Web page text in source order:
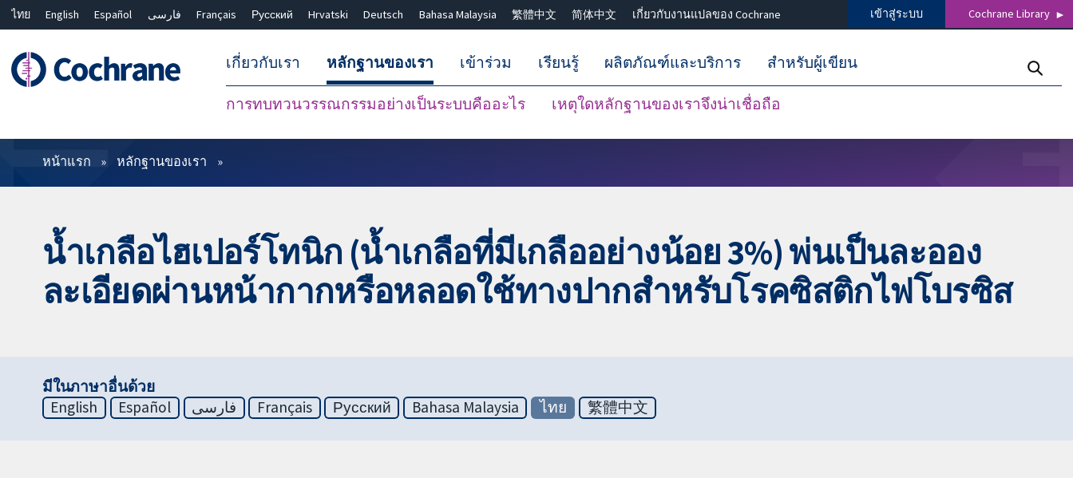
ไทย English Español فارسی Français Русский Hrvatski Deutsch Bahasa Malaysia 繁體中文 简体中文 เกี่ยวกับงานแปลของ Cochrane เข้าสู่ระบบ Cochrane Library
เกี่ยวกับเรา หลักฐานของเรา
การทบทวนวรรณกรรมอย่างเป็นระบบคืออะไร เหตุใดหลักฐานของเราจึงน่าเชื่อถือ
เข้าร่วม เรียนรู้ ผลิตภัณฑ์และบริการ สำหรับผู้เขียน
ตัวกรอง
หน้าแรก หลักฐานของเรา
น้ำเกลือไฮเปอร์โทนิก (น้ำเกลือที่มีเกลืออย่างน้อย 3%) พ่นเป็นละออง
ละเอียดผ่านหน้ากากหรือหลอดใช้ทางปากสำหรับโรคซิสติกไฟโบรซิส
มีในภาษาอื่นด้วย
English
Español فارسی Français Русский Bahasa Malaysia ไทย 繁體中文